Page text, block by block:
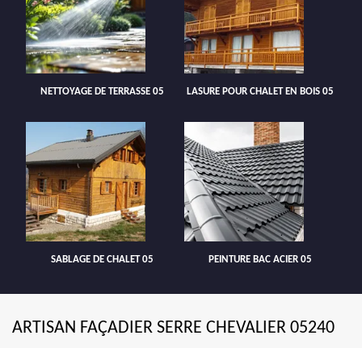
NETTOYAGE DE TERRASSE 05 LASURE POUR CHALET EN BOIS 05
SABLAGE DE CHALET 05 PEINTURE BAC ACIER 05
ARTISAN FAÇADIER SERRE CHEVALIER 05240